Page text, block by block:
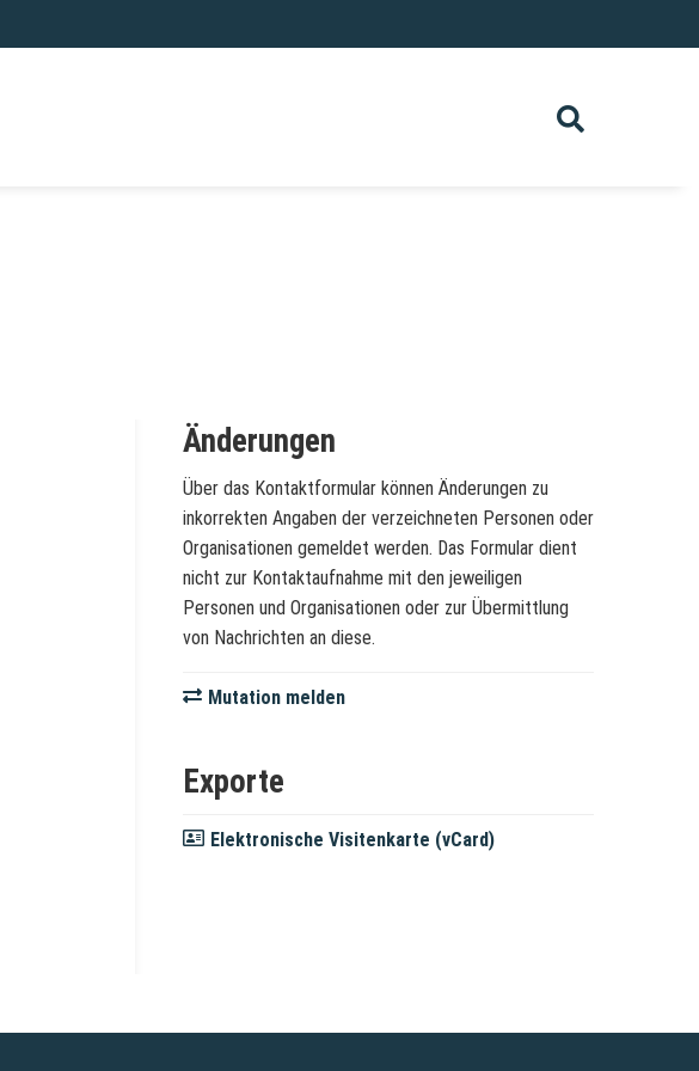
Änderungen
Über das Kontaktformular können Änderungen zu
inkorrekten Angaben der verzeichneten Personen oder
Organisationen gemeldet werden. Das Formular dient
nicht zur Kontaktaufnahme mit den jeweiligen
Personen und Organisationen oder zur Übermittlung
von Nachrichten an diese.
Mutation melden
Exporte
Elektronische Visitenkarte (vCard)